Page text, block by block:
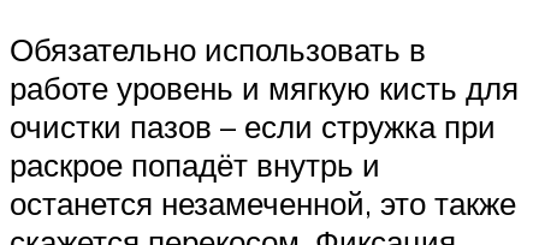
Обязательно использовать в
работе уровень и мягкую кисть для
очистки пазов – если стружка при
раскрое попадёт внутрь и
останется незамеченной, это также